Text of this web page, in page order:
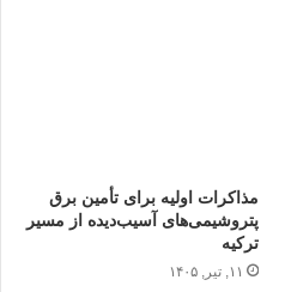
مذاکرات اولیه برای تأمین برق
پتروشیمی‌های آسیب‌دیده از مسیر
ترکیه
۱۱, تیر, ۱۴۰۵